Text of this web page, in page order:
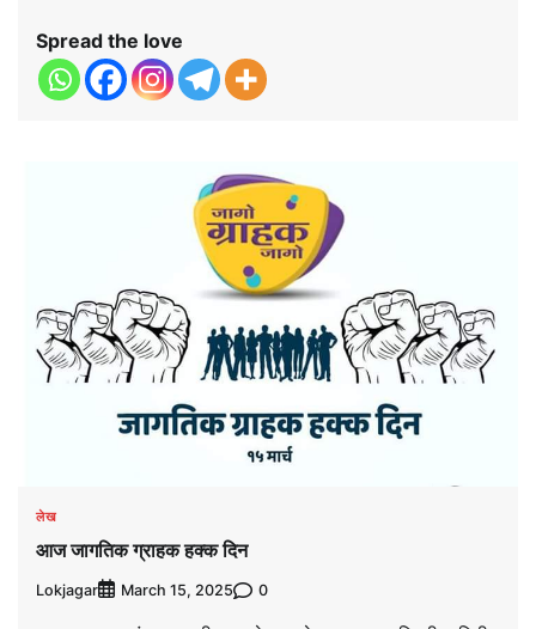
Spread the love
लेख
आज जागतिक ग्राहक हक्क दिन
Lokjagar March 15, 2025 0